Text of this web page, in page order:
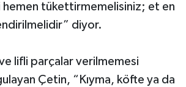
hemen tükettirmemelisiniz; et en
diyor.
lifli parçalar verilmemesi
Çetin, “Kıyma, köfte ya da